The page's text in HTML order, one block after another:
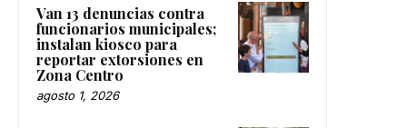
Van 13 denuncias contra
funcionarios municipales;
instalan kiosco para
reportar extorsiones en
Zona Centro
agosto 1, 2026